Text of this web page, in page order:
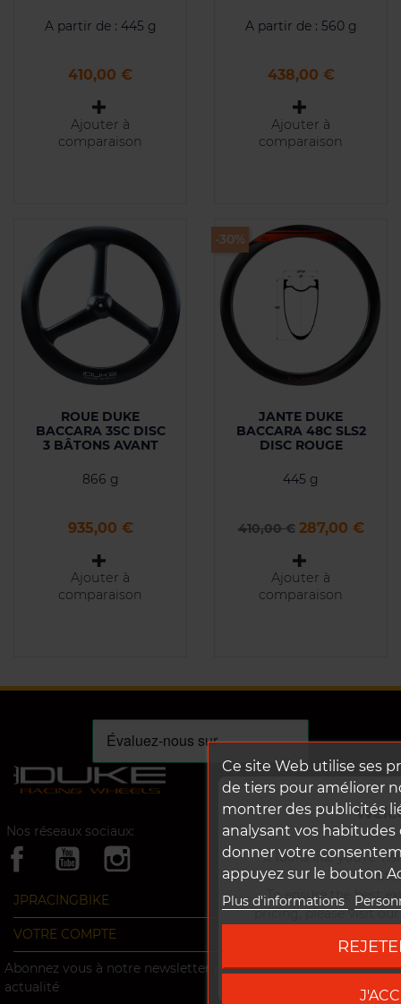
It looks like you're
To ensure the best
pricing, please visit
Go to
A partir de : 445 g
Prix
410,00 €
Ajouter à
comparaison
A partir de : 560 g
Prix
438,00 €
Ajouter à
comparaison
ROUE DUKE
BACCARA 3SC DISC
3 BÂTONS AVANT
866 g
Prix
935,00 €
Ajouter à
comparaison
JANTE DUKE
BACCARA 48C SLS2
DISC ROUGE
445 g
Prix de base
410,00 € Prix
287,00 €
Ajouter à
comparaison
-30%
Nos réseaux sociaux:
JPRACINGBIKE
VOTRE COMPTE
Abonnez vous à notre newsletter pour ne rien rater de notre
actualité
Ce site Web utilise ses
de tiers pour améliorer
montrer des publicités
analysant vos habitudes
donner votre
appuyez sur le bouton
Plus d'informations